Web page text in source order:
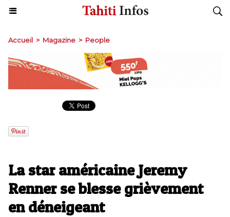
Accueil > Magazine > People
La star américaine Jeremy
Renner se blesse grièvement
en déneigeant